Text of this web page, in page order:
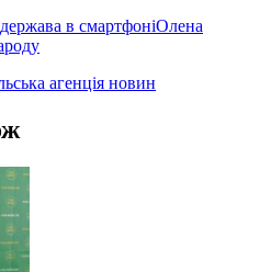
держава в смартфоніОлена
агенція новин